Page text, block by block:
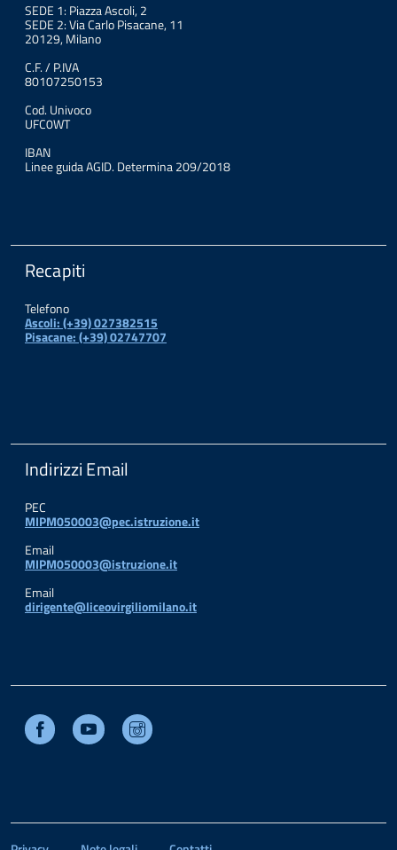
SEDE 1: Piazza Ascoli, 2
SEDE 2: Via Carlo Pisacane, 11
20129, Milano
C.F. / P.IVA
80107250153
Cod. Univoco
UFC0WT
IBAN
Linee guida AGID. Determina 209/2018
Recapiti
Telefono
Ascoli: (+39) 027382515
Pisacane: (+39) 02747707
Indirizzi Email
PEC
MIPM050003@pec.istruzione.it
Email
MIPM050003@istruzione.it
Email
dirigente@liceovirgiliomilano.it
Facebook Youtube